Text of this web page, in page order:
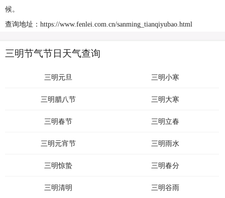
候。
查询地址：https://www.fenlei.com.cn/sanming_tianqiyubao.html
三明节气节日天气查询
三明元旦 三明小寒
三明腊八节 三明大寒
三明春节 三明立春
三明元宵节 三明雨水
三明惊蛰 三明春分
三明清明 三明谷雨